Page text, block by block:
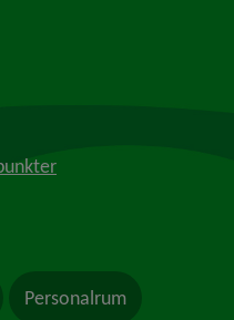
webbplats, öppnas i nytt
Personalrum